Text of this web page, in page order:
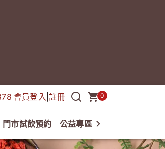
會員登入 |註冊 0
門市試飲預約 公益專區